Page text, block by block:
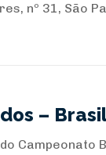
nº 31, São
–
Campeonato